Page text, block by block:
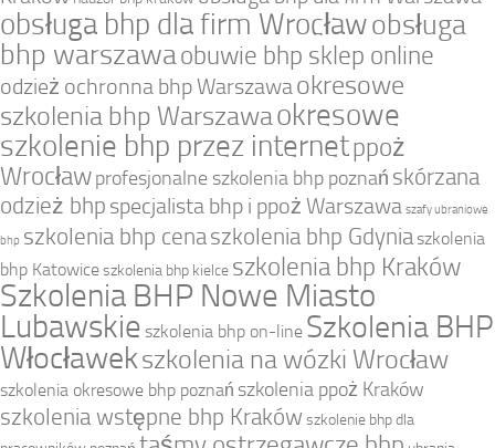
obsługa bhp dla firm Wrocławobsługa
bhp warszawaobuwie bhp sklep online
odzież ochronna bhp Warszawaokresowe
szkolenia bhp Warszawaokresowe
szkolenie bhp przez internetppoż
Wrocławprofesjonalne szkolenia bhp poznań skórzana
odzież bhp specjalista bhp i ppoż Warszawa szafy ubraniowe
bhp szkolenia bhp cenaszkolenia bhp Gdyniaszkolenia
bhp Katowiceszkolenia bhp kielce szkolenia bhp Kraków
Szkolenia BHP Nowe Miasto
Lubawskie szkolenia bhp on-line Szkolenia BHP
Włocławekszkolenia na wózki Wrocław
szkolenia okresowe bhp poznań szkolenia ppoż Kraków
szkolenia wstępne bhp Kraków szkolenie bhp dla